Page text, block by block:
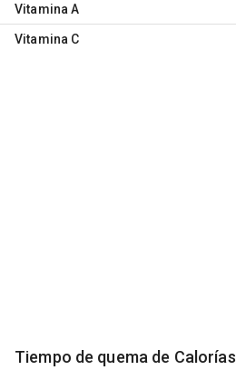
Vitamina A
Vitamina C
Tiempo de quema de Calorías